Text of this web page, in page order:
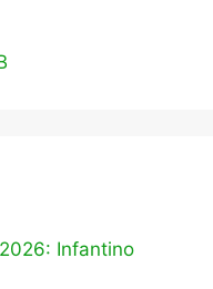
Infantino